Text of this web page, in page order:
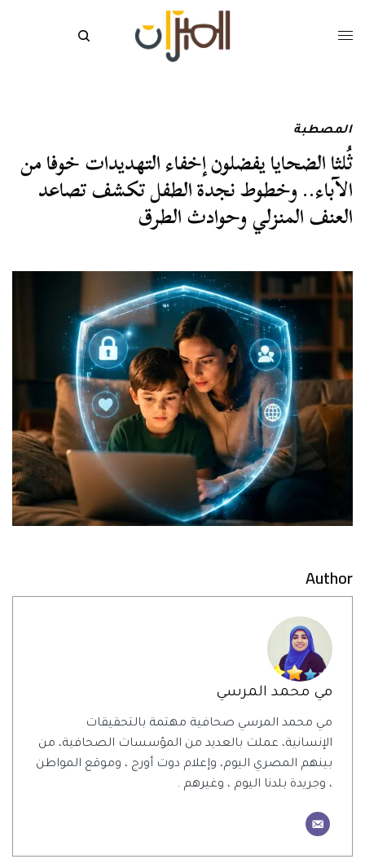
المصطبة
ثُلثا الضحايا يفضلون إخفاء التهديدات خوفا من
الآباء.. وخطوط نجدة الطفل تكشف تصاعد
العنف المنزلي وحوادث الطرق
Author
مي محمد المرسي
مي محمد المرسي صحافية مهتمة بالتحقيقات
الإنسانية، عملت بالعديد من المؤسسات الصحافية، من
بينهم المصري اليوم، وإعلام دوت أورج ، وموقع المواطن
، وجريدة بلدنا اليوم ، وغيرهم .